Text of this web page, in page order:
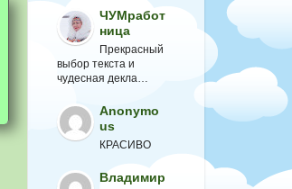
ЧУМработ
ница
Прекрасный
выбор текста и
чудесная декла…
Anonymo
us
КРАСИВО
Владимир